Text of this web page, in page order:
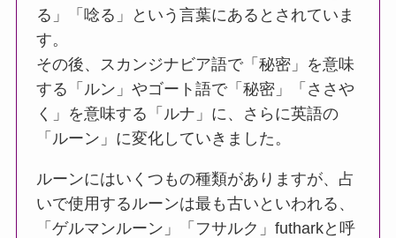
る」「唸る」という言葉にあるとされていま
す。
その後、スカンジナビア語で「秘密」を意味
する「ルン」やゴート語で「秘密」「ささや
く」を意味する「ルナ」に、さらに英語の
「ルーン」に変化していきました。
ルーンにはいくつもの種類がありますが、占
いで使用するルーンは最も古いといわれる、
「ゲルマンルーン」「フサルク」futharkと呼